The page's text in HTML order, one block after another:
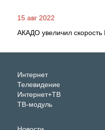
15 авг 2022
АКАДО увеличил скорость
Интернет
Телевидение
Интернет+ТВ
ТВ-модуль